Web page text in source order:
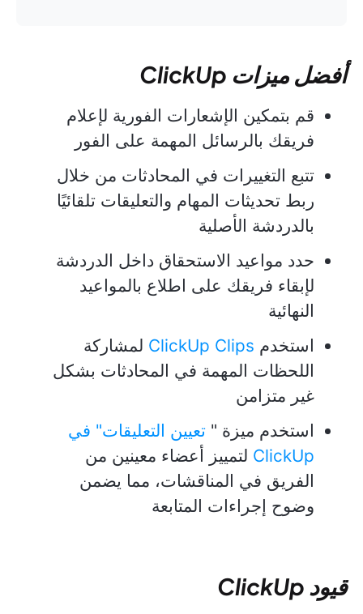
أفضل ميزات ClickUp
قم بتمكين الإشعارات الفورية لإعلام
فريقك بالرسائل المهمة على الفور
تتبع التغييرات في المحادثات من خلال
ربط تحديثات المهام والتعليقات تلقائيًا
بالدردشة الأصلية
حدد مواعيد الاستحقاق داخل الدردشة
لإبقاء فريقك على اطلاع بالمواعيد
النهائية
استخدم ClickUp Clips لمشاركة
اللحظات المهمة في المحادثات بشكل
غير متزامن
استخدم ميزة " تعيين التعليقات" في
ClickUp لتمييز أعضاء معينين من
الفريق في المناقشات، مما يضمن
وضوح إجراءات المتابعة
قيود ClickUp